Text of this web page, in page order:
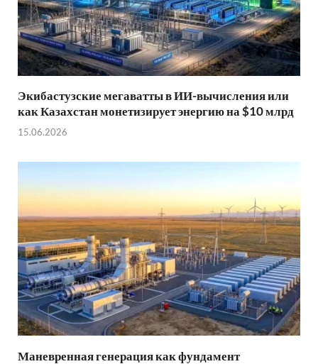
Экибастузские мегаватты в ИИ-вычисления или
как Казахстан монетизирует энергию на $10 млрд
15.06.2026
Маневренная генерация как фундамент